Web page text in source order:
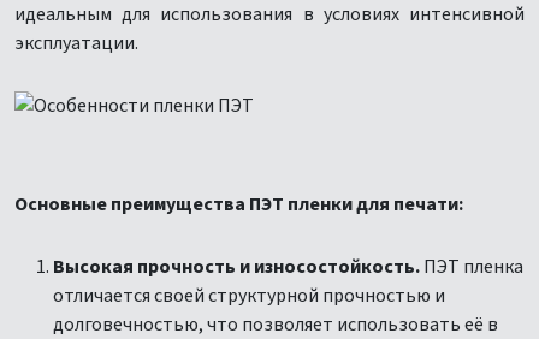
идеальным для использования в условиях интенсивной
эксплуатации.
Основные преимущества ПЭТ пленки для печати:
Высокая прочность и износостойкость.ПЭТ пленка
отличается своей структурной прочностью и
долговечностью, что позволяет использовать её в